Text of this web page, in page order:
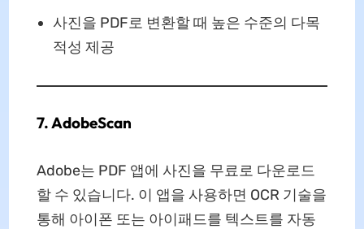
사진을 PDF로 변환할 때 높은 수준의 다목
적성 제공
7. AdobeScan
Adobe는 PDF 앱에 사진을 무료로 다운로드
할 수 있습니다. 이 앱을 사용하면 OCR 기술을
통해 아이폰 또는 아이패드를 텍스트를 자동